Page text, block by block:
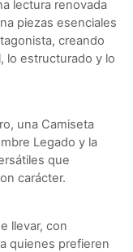
lectura renovada
piezas esenciales
creando
lo estructurado y lo
una Camiseta
Legado y la
que
carácter.
llevar, con
quienes prefieren